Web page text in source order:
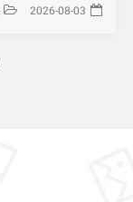
2026-08-03